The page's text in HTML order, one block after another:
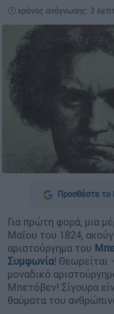
🕛 χρόνος ανάγνωσης: 3
Προσθέστε
Για πρώτη φορά, μια
Μαΐου του 1824,
αριστούργημα του
Συμφωνία! Θεωρείται
μοναδικό
Μπετόβεν! Σίγουρα
θαύματα του